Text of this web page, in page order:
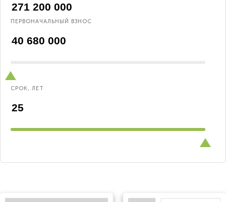
ПЕРВОНАЧАЛЬНЫЙ ВЗНОС
СРОК, ЛЕТ